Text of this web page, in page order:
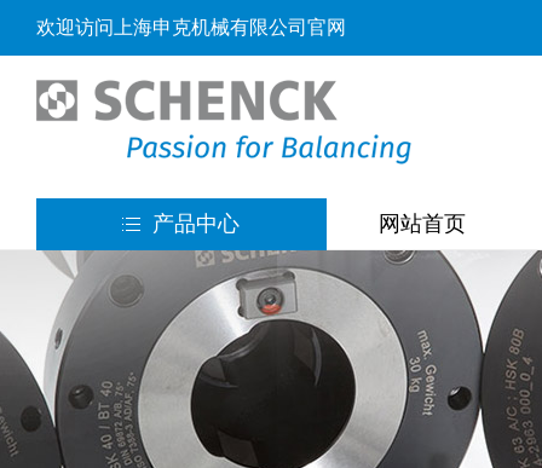
欢迎访问上海申克机械有限公司官网
产品中心 网站首页